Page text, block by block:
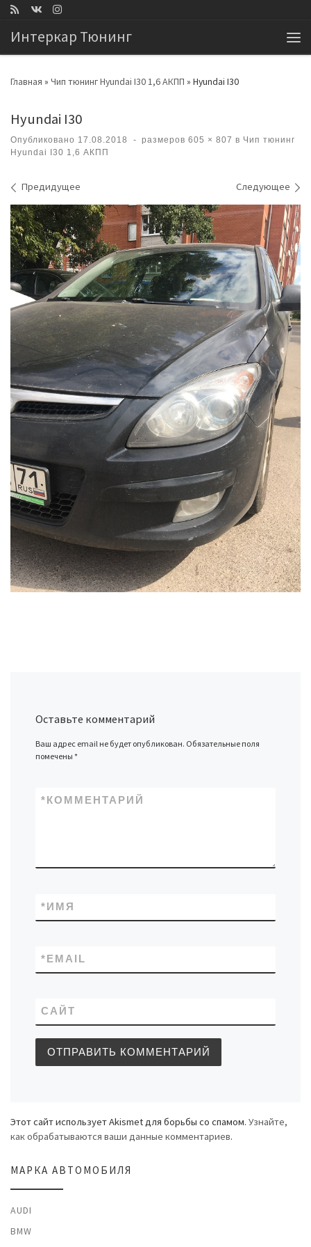
Интеркар Тюнинг
Главная » Чип тюнинг Hyundai I30 1,6 АКПП » Hyundai I30
Hyundai I30
Опубликовано 17.08.2018 - размеров 605 × 807 в Чип тюнинг
Hyundai I30 1,6 АКПП
Навигация по изображениям
Предидущее Следующее
Оставьте комментарий
Ваш адрес email не будет опубликован. Обязательные поля
помечены*
КОММЕНТАРИЙ
*
ИМЯ
*
EMAIL
*
САЙТ
Этот сайт использует Akismet для борьбы со спамом. Узнайте,
как обрабатываются ваши данные комментариев.
МАРКА АВТОМОБИЛЯ
AUDI
BMW